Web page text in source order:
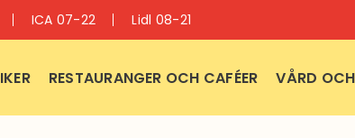
ICA 07-22 Lidl 08-21
RESTAURANGER OCH CAFÉER VÅRD